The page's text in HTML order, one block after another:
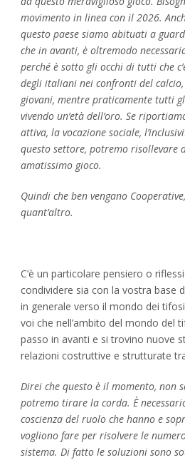
movimento in linea con il 2026.
questo paese siamo abituati a
che in avanti, è oltremodo
perché è sotto gli occhi di tutti che
degli italiani nei confronti del
giovani, mentre praticamente tutti
vivendo un’età dell’oro. Se
attiva, la vocazione sociale,
questo settore, potremo risollevare
amatissimo gioco.
Quindi che ben vengano
quant’altro.
C’è un particolare pensiero o
condividere sia con la vostra base
in generale verso il mondo dei
voi che nell’ambito del mondo del
passo in avanti e si trovino nuove
relazioni costruttive e strutturate
Direi che questo è il momento, non
potremo tirare la corda. È
coscienza del ruolo che hanno e
vogliono fare per risolvere le
sistema. Di fatto le soluzioni sono